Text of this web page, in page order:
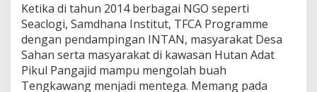
Ketika di tahun 2014 berbagai NGO seperti
Seaclogi, Samdhana Institut, TFCA Programme
dengan pendampingan INTAN, masyarakat Desa
Sahan serta masyarakat di kawasan Hutan Adat
Pikul Pangajid mampu mengolah buah
Tengkawang menjadi mentega. Memang pada